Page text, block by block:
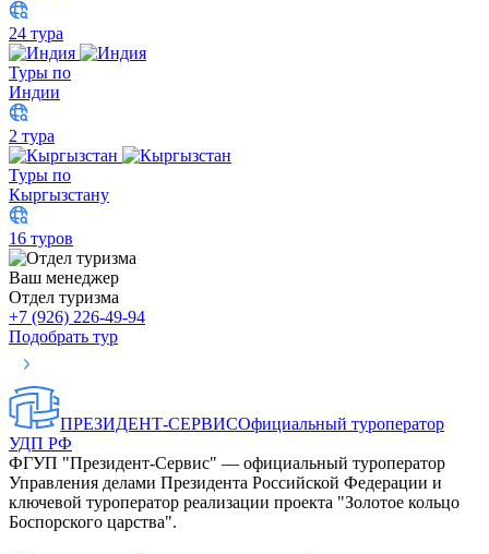
24 тура
Туры по
Индии
2 тура
Туры по
Кыргызстану
16 туров
Ваш менеджер
Отдел туризма
+7 (926) 226-49-94
Подобрать тур
ПРЕЗИДЕНТ-СЕРВИСОфициальный туроператор
УДП РФ
ФГУП "Президент-Сервис" — официальный туроператор
Управления делами Президента Российской Федерации и
ключевой туроператор реализации проекта "Золотое кольцо
Боспорского царства".